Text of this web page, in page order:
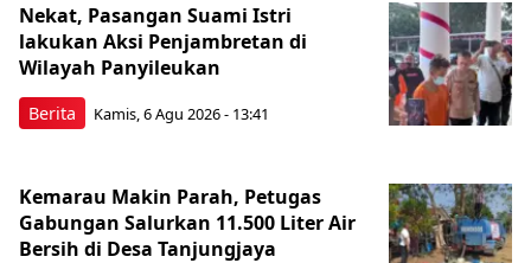
Berita
Nekat, Pasangan Suami Istri
lakukan Aksi Penjambretan di
Wilayah Panyileukan
Kamis, 6 Agu 2026 - 13:41
Kemarau Makin Parah, Petugas
Gabungan Salurkan 11.500 Liter Air
Bersih di Desa Tanjungjaya